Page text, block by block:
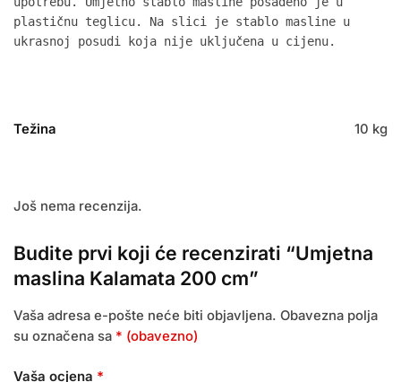
plastičnu teglicu. Na slici je stablo masline u
ukrasnoj posudi koja nije uključena u cijenu.
Težina 10 kg
Još nema recenzija.
Budite prvi koji će recenzirati “Umjetna
maslina Kalamata 200 cm”
Vaša adresa e-pošte neće biti objavljena. Obavezna polja
su označena sa * (obavezno)
Vaša ocjena *